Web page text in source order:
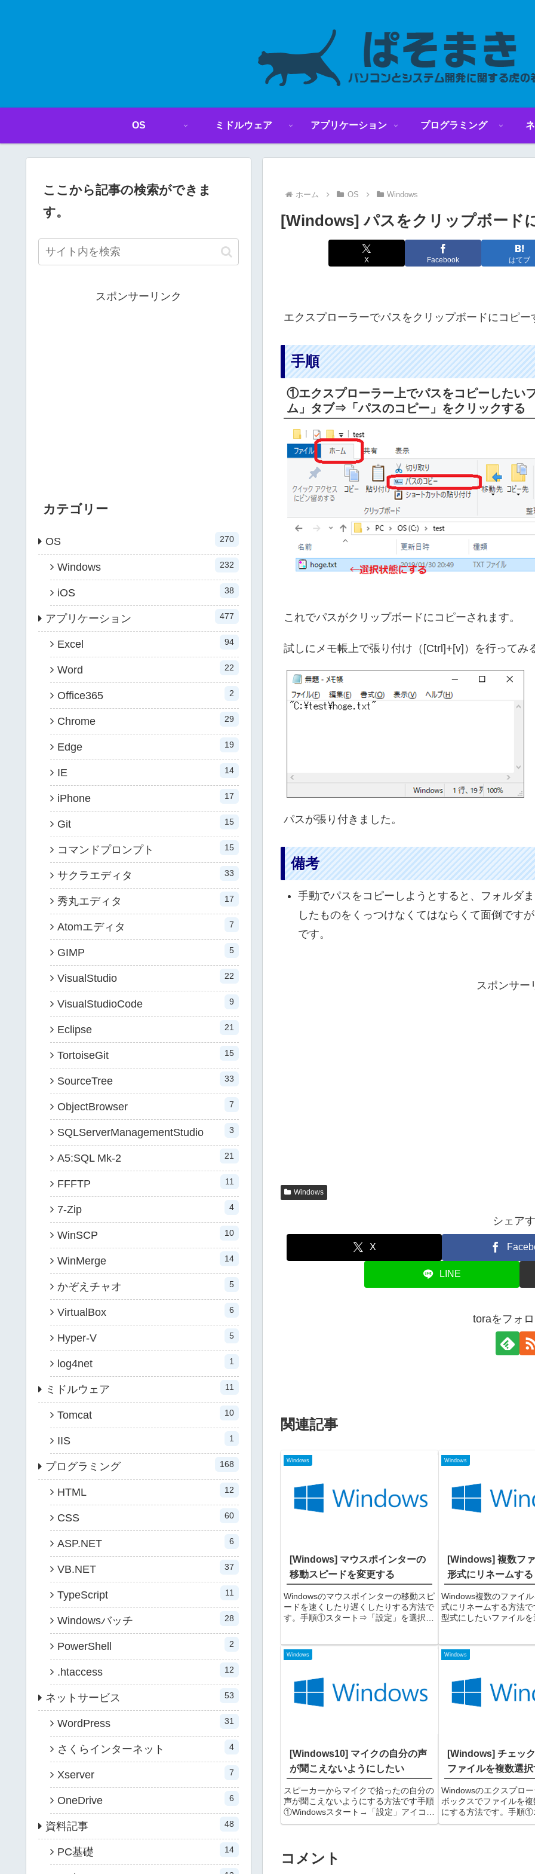
OS ミドルウェア アプリケーション プログラミング
ホーム OS Windows
[Windows] パスをクリップボード
X Facebook はてブ
エクスプローラーでパスをクリップボードにコピー
手順
①エクスプローラー上でパスをコピーしたい
ム」タブ⇒「パスのコピー」をクリックする
これでパスがクリップボードにコピーされます。
試しにメモ帳上で張り付け（[Ctrl]+[v]）を行ってみ
パスが張り付きました。
備考
手動でパスをコピーしようとすると、フォルダ
したものをくっつけなくてはならくて面倒です
です。
スポンサー
Windows
シェア
X
LINE
toraをフォ
関連記事
Windows
[Windows] マウスポインターの
移動スピードを変更する
Windowsのマウスポインターの移動スピ
ードを速くしたり遅くしたりする方法で
す。手順①スタート⇒「設定」を選択す
メニューで「マウス」を選択し、右側で
「その他のマウスオプ...
Windows
[Windows] 複数フ
形式にリネームする
Windows複数のファイ
式にリネームする方法
型式にしたいファイルを
になるので連番の先頭に
力してEnterキ...
Windows
[Windows10] マイクの自分の声
が聞こえないようにしたい
スピーカーからマイクで拾ったの自分の
声が聞こえないようにする方法です手順
①Windowsスタート→「設定」アイコン
をクリックする歯車アイコンが「設定」
右側で「サウンドコ...
Windows
[Windows] チェッ
ファイルを複数選択
Windowsのエクスプロ
ボックスでファイルを
にする方法です。手順①
で「表示」タブを選択
コメント
ここから記事の検索ができま
す。
スポンサーリンク
カテゴリー
OS 270
Windows 232
iOS 38
アプリケーション 477
Excel 94
Word 22
Office365 2
Chrome 29
Edge 19
IE 14
iPhone 17
Git 15
コマンドプロンプト 15
サクラエディタ 33
秀丸エディタ 17
Atomエディタ 7
GIMP 5
VisualStudio 22
VisualStudioCode 9
Eclipse 21
TortoiseGit 15
SourceTree 33
ObjectBrowser 7
SQLServerManagementStudio 3
A5:SQL Mk-2 21
FFFTP 11
7-Zip 4
WinSCP 10
WinMerge 14
かぞえチャオ 5
VirtualBox 6
Hyper-V 5
log4net 1
ミドルウェア 11
Tomcat 10
IIS 1
プログラミング 168
HTML 12
CSS 60
ASP.NET 6
VB.NET 37
TypeScript 11
Windowsバッチ 28
PowerShell 2
.htaccess 12
ネットサービス 53
WordPress 31
さくらインターネット 4
Xserver 7
OneDrive 6
資料記事 48
PC基礎 14